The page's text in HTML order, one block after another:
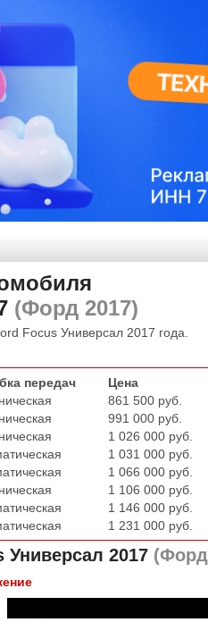
(Форд 2017)
Focus Универсал 2017 года.
передач Цена
861 500 руб.
991 000 руб.
1 026 000 руб.
1 031 000 руб.
1 066 000 руб.
1 106 000 руб.
1 146 000 руб.
1 231 000 руб.
Универсал 2017(Форд